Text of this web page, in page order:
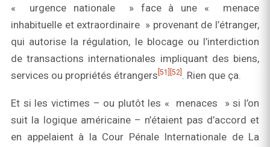
« urgence nationale » face à une « menace
inhabituelle et extraordinaire » provenant de l’étranger,
qui autorise la régulation, le blocage ou l’interdiction
de transactions internationales impliquant des biens,
services ou propriétés étrangers [51] [52] . Rien que ça.
Et si les victimes – ou plutôt les « menaces » si l’on
suit la logique américaine – n’étaient pas d’accord et
en appelaient à la Cour Pénale Internationale de La